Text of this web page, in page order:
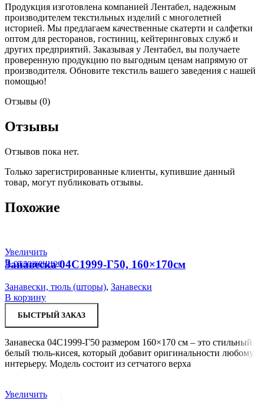
Продукция изготовлена компанией Лентабел, надежным
производителем текстильных изделий с многолетней
историей. Мы предлагаем качественные скатерти и салфетки
оптом для ресторанов, гостиниц, кейтеринговых служб и
других предприятий. Заказывая у Лентабел, вы получаете
проверенную продукцию по выгодным ценам напрямую от
производителя. Обновите текстиль вашего заведения с нашей
помощью!
Отзывы (0)
Отзывы
Отзывов пока нет.
Только зарегистрированные клиенты, купившие данный
товар, могут публиковать отзывы.
Похожие
Увеличить
В отложенное
Занавеска 04С1999-Г50, 160×170см
Занавески, тюль (шторы), Занавески
В корзину
БЫСТРЫЙ ЗАКАЗ
Занавеска 04С1999-Г50 размером 160×170 см – это стильный
белый тюль-кисея, который добавит оригинальности любому
интерьеру. Модель состоит из сетчатого верха
Увеличить